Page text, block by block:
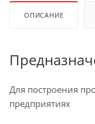
ОПИСАНИЕ
Для построения
предприятиях